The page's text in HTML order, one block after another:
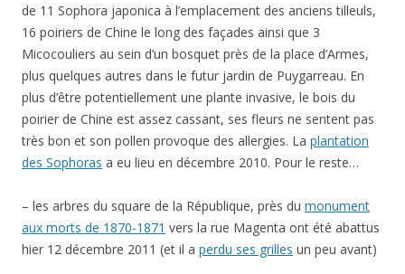
de 11 Sophora japonica à l’emplacement des anciens tilleuls,
16 poiriers de Chine le long des façades ainsi que 3
Micocouliers au sein d’un bosquet près de la place d’Armes,
plus quelques autres dans le futur jardin de Puygarreau. En
plus d’être potentiellement une plante invasive, le bois du
poirier de Chine est assez cassant, ses fleurs ne sentent pas
très bon et son pollen provoque des allergies. La plantation
des Sophoras a eu lieu en décembre 2010. Pour le reste…
– les arbres du square de la République, près du monument
aux morts de 1870-1871 vers la rue Magenta ont été abattus
hier 12 décembre 2011 (et il a perdu ses grilles un peu avant)